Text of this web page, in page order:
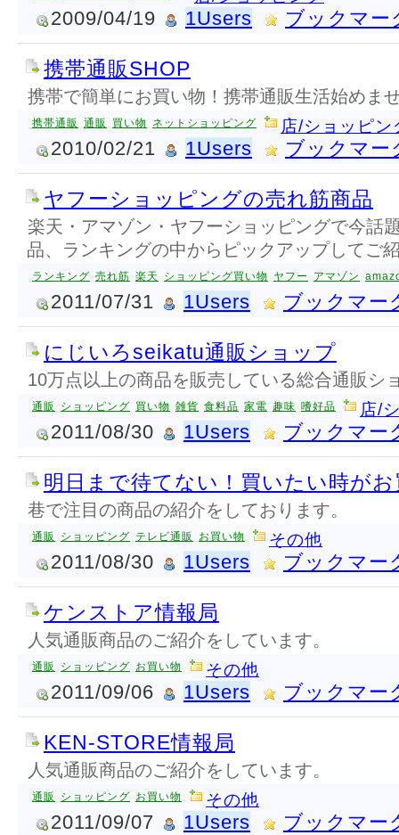
2009/04/19 1Users ブックマー
携帯通販SHOP
携帯で簡単にお買い物！携帯通販生活始めま
携帯通販 通販 買い物 ネットショッピング 店/ショッピン
2010/02/21 1Users ブックマー
ヤフーショッピングの売れ筋商品
楽天・アマゾン・ヤフーショッピングで今話
品、ランキングの中からピックアップしてご
ランキング 売れ筋 楽天 ショッピング買い物 ヤフー アマゾン
2011/07/31 1Users ブックマー
にじいろseikatu通販ショップ
10万点以上の商品を販売している総合通販シ
通販 ショッピング 買い物 雑貨 食料品 家電 趣味 嗜好品 店/
2011/08/30 1Users ブックマー
明日まで待てない！買いたい時が
巷で注目の商品の紹介をしております。
通販 ショッピング テレビ通販 お買い物 その他
2011/08/30 1Users ブックマー
ケンストア情報局
人気通販商品のご紹介をしています。
通販 ショッピング お買い物 その他
2011/09/06 1Users ブックマー
KEN-STORE情報局
人気通販商品のご紹介をしています。
通販 ショッピング お買い物 その他
2011/09/07 1Users ブックマー